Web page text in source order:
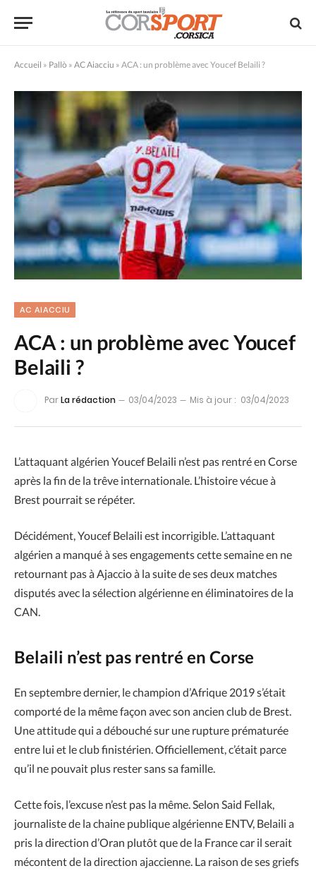
Accueil » Pallò » AC Aiacciu » ACA : un problème avec Youcef Belaili ?
AC AIACCIU
ACA : un problème avec Youcef
Belaili ?
ParLa rédaction 03/04/2023 Mis à jour : 03/04/2023
L’attaquant algérien Youcef Belaili n’est pas rentré en Corse
après la fin de la trêve internationale. L’histoire vécue à
Brest pourrait se répéter.
Décidément, Youcef Belaili est incorrigible. L’attaquant
algérien a manqué à ses engagements cette semaine en ne
retournant pas à Ajaccio à la suite de ses deux matches
disputés avec la sélection algérienne en éliminatoires de la
CAN.
Belaili n’est pas rentré en Corse
En septembre dernier, le champion d’Afrique 2019 s’était
comporté de la même façon avec son ancien club de Brest.
Une attitude qui a débouché sur une rupture prématurée
entre lui et le club finistérien. Officiellement, c’était parce
qu’il ne pouvait plus rester sans sa famille.
Cette fois, l’excuse n’est pas la même. Selon Said Fellak,
journaliste de la chaine publique algérienne ENTV, Belaili a
pris la direction d’Oran plutôt que de la France car il serait
mécontent de la direction ajaccienne. La raison de ses griefs